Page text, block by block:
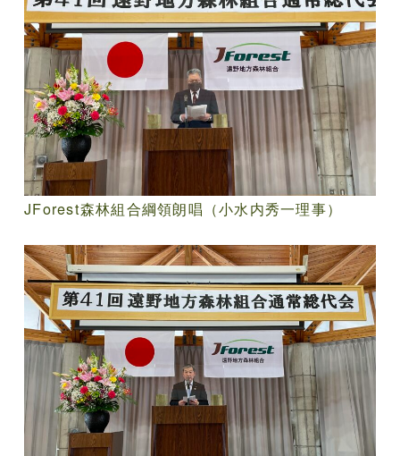
JForest森林組合綱領朗唱（小水内秀一理事）